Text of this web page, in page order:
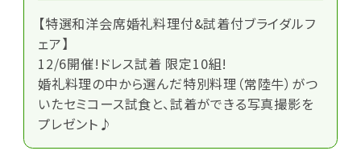
【特選和洋会席婚礼料理付&試着付ブライダルフ
ェア】
12/6開催!ドレス試着 限定10組!
婚礼料理の中から選んだ特別料理（常陸牛）がつ
いたセミコース試食と、試着ができる写真撮影を
プレゼント♪